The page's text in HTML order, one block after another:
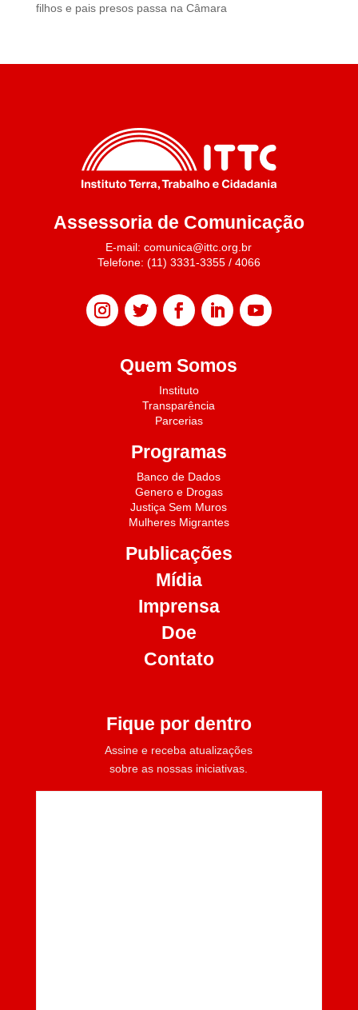
filhos e pais presos passa na Câmara
Assessoria de Comunicação
E-mail: comunica@ittc.org.br
Telefone: (11) 3331-3355 / 4066
Quem Somos
Instituto
Transparência
Parcerias
Programas
Banco de Dados
Genero e Drogas
Justiça Sem Muros
Mulheres Migrantes
Publicações
Mídia
Imprensa
Doe
Contato
Fique por dentro
Assine e receba atualizações
sobre as nossas iniciativas.